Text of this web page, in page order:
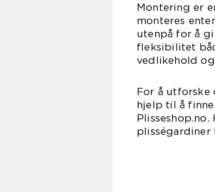
Montering er
monteres
utenpå for å
fleksibilitet
vedlikehold
For å utforske
hjelp til å
plisségardiner